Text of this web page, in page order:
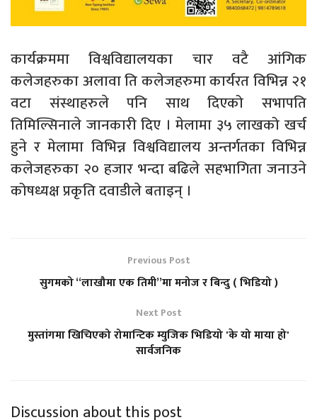
कार्यक्रममा विश्वविद्यालयका चार वटै आंगिक
कलेजहरुका अलावा ति कलेजहरुमा कार्यरत विभिन्न २१
वटा संस्थाहरुले पनि साथ दिएको सभापति
तिमिल्सिनाले जानकारी दिए । मेलामा ३५ लाखको खर्च
हुने र मेलामा विभिन्न विश्वविद्यालय अन्तर्गतका विभिन्न
कलेजहरुका २० हजार भन्दा बढिले सहभागिता जनाउने
कोषध्यक्ष प्रकृति दवाडीले बताइन् ।
Previous Post
सुगमको “लाखौमा एक तिमी”मा मनोज र बिन्दु ( भिडियो )
Next Post
मुस्तांगमा खिचिएको रोमान्टिक म्युजिक भिडियो 'के यो माया हो'
सार्वजनिक
Discussion about this post